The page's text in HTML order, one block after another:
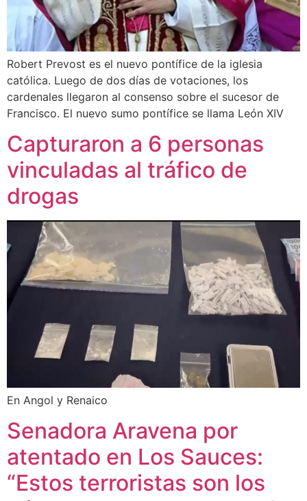
Robert Prevost es el nuevo pontífice de la iglesia
católica. Luego de dos días de votaciones, los
cardenales llegaron al consenso sobre el sucesor de
Francisco. El nuevo sumo pontífice se llama León XIV
Capturaron a 6 personas
vinculadas al tráfico de
drogas
En Angol y Renaico
Senadora Aravena por
atentado en Los Sauces:
“Estos terroristas son los